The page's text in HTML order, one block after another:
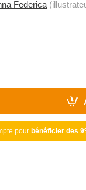
Federica
pour bénéficier des